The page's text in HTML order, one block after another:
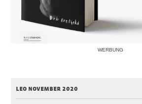
WERBUNG
leo november 2020